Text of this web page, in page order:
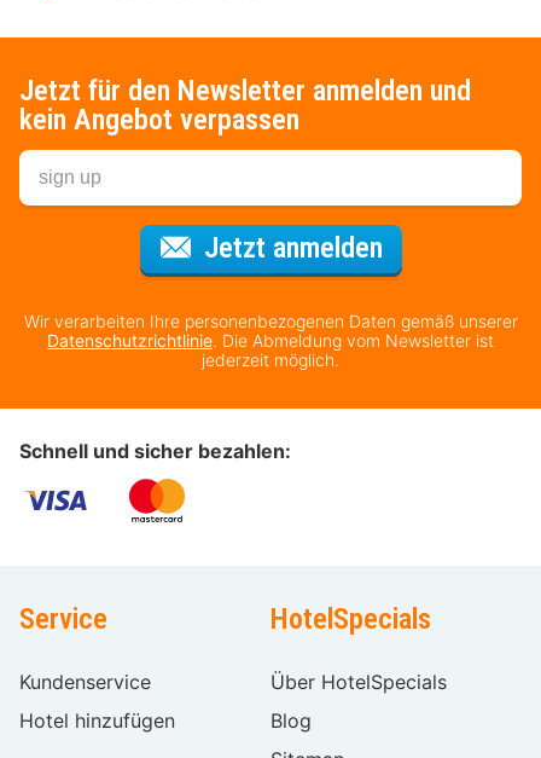
Jetzt für den Newsletter anmelden und
kein Angebot verpassen
Jetzt anmeldenFür den
Wir verarbeiten Ihre personenbezogenen Daten gemäß unserer
Datenschutzrichtlinie. Die Abmeldung vom Newsletter ist
jederzeit möglich.
Schnell und sicher bezahlen:
Service
Kundenservice
Hotel hinzufügen
HotelSpecials
Über HotelSpecials
Blog